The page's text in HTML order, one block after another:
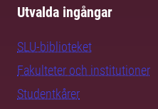
Utvalda ingångar
SLU-biblioteket
Fakulteter och institutioner
Studentkårer